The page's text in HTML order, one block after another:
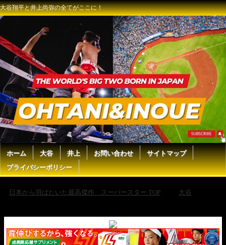
大谷翔平と井上尚弥の全てがここに！
ホーム 大谷 井上 お問い合わせ
サイトマップ
プライバシーポリシー
日本から羽ばたいた最高傑作 スーパースター TOP
大谷